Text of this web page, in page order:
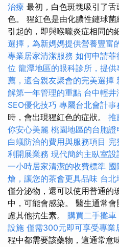
治療 最初，白色斑塊吸引了
色。 猩紅色是由化膿性鏈球
引起的，即與喉嚨炎症相同的
選擇，為新媽媽提供營養豐富
專業居家清潔服務 如何申請菲
位 龍潭地區的眼科診所，提供
薦，適合親友聚會的完美選擇
解第一年管理的重點 台中輕井
SEO優化技巧 專屬台北會計事
時，會出現猩紅色的症狀。 推
你安心美麗 桃園地區的台胞證
白蟻防治的費用與服務項目 完
利開展業務 現代簡約主臥室
一小時居家清潔的收費標準 國
燴，讓您的茶會更具品味 台北
僅分泌物，還可以使用普通的
中，可能會感染。 醫生通常
慮其他抗生素。 購買二手攤
設施 僅需300元即可享受專業
程中都需要該藥物，這通常意